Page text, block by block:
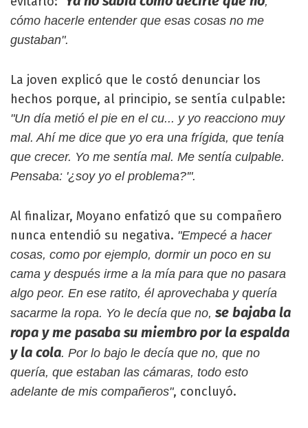
cómo hacerle entender que esas cosas no me
gustaban".
La joven explicó que le costó denunciar los
hechos porque, al principio, se sentía culpable:
"Un día metió el pie en el cu... y yo reacciono muy
mal. Ahí me dice que yo era una frígida, que tenía
que crecer. Yo me sentía mal. Me sentía culpable.
Pensaba: '¿soy yo el problema?'".
Al finalizar, Moyano enfatizó que su compañero
nunca entendió su negativa. "Empecé a hacer
cosas, como por ejemplo, dormir un poco en su
cama y después irme a la mía para que no pasara
algo peor. En ese ratito, él aprovechaba y quería
sacarme la ropa. Yo le decía que no, se bajaba la
ropa y me pasaba su miembro por la espalda
y la cola. Por lo bajo le decía que no, que no
quería, que estaban las cámaras, todo esto
adelante de mis compañeros", concluyó.